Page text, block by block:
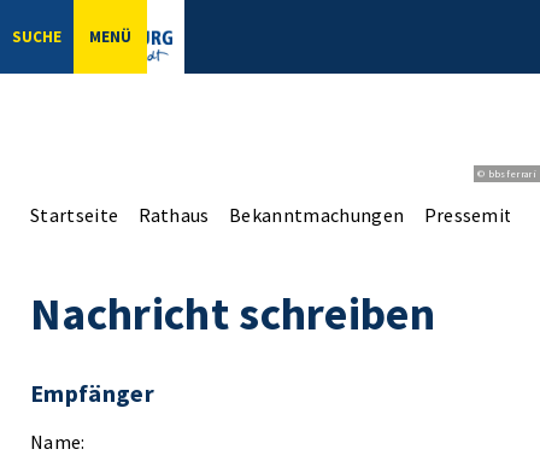
SUCHE MENÜ
© bbsferrari
Startseite Rathaus Bekanntmachungen
Nachricht schreiben
Empfänger
Name: